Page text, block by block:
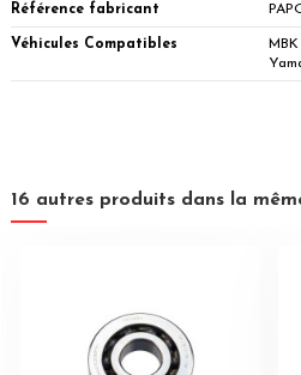
Référence fabricant
Véhicules Compatibles
MBK
16 autres produits dans la